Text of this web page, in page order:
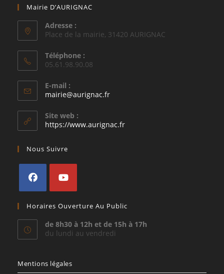
Mairie D’AURIGNAC
Adresse :
Place de la mairie, 31420 AURIGNAC
Téléphone :
05.61.98.90.08
E-mail :
mairie@aurignac.frS’ouvre
application
Site web :
https://www.aurignac.fr
Nous Suivre
dans
un
nouvel
dans
un
nouvel
Horaires Ouverture Au Public
de 8h30 à 12h et de 15h à 17h
du lundi au vendredi
Mentions légales